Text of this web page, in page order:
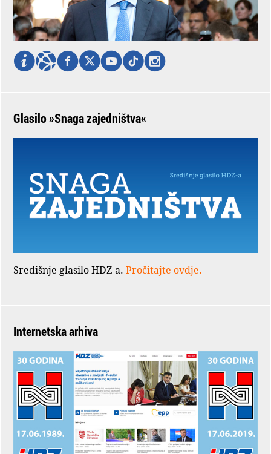
Glasilo »Snaga zajedništva«
Središnje glasilo HDZ-a. Pročitajte ovdje.
Internetska arhiva